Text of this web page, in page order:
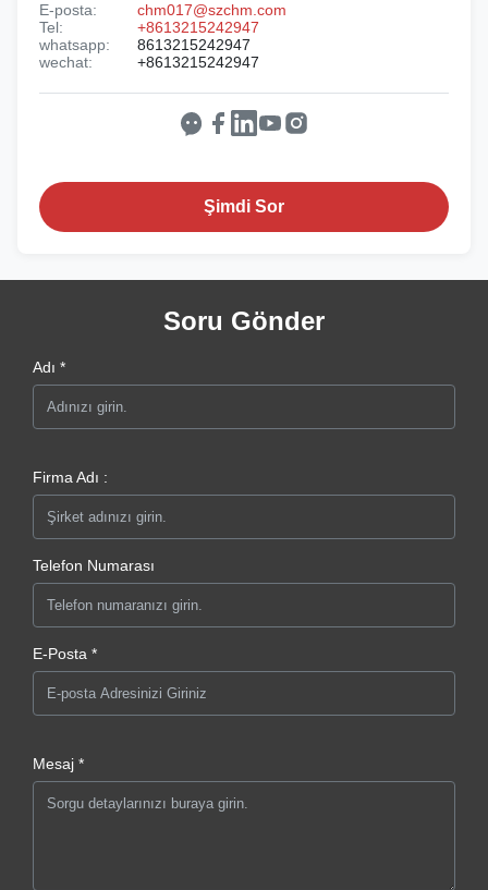
E-posta:
chm017@szchm.com
Tel:
+8613215242947
whatsapp:
8613215242947
wechat:
+8613215242947
Şimdi Sor
Soru Gönder
Adı *
Firma Adı :
Telefon Numarası
E-Posta *
Mesaj *